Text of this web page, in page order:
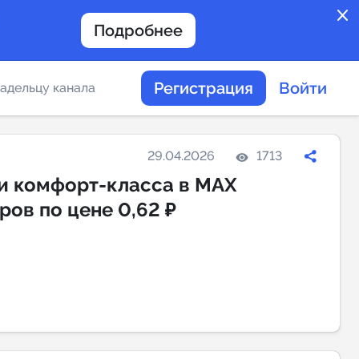
close
Подробнее
каналов в
канала Регистрация Войти
29.04.2026 1713
класса в MAX
по цене 0,62 ₽